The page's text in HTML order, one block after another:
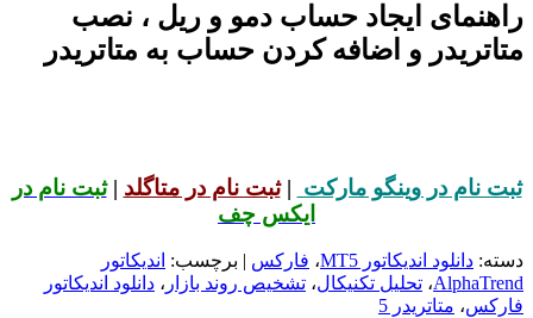
راهنمای ایجاد حساب دمو و ریل ، نصب
متاتریدر و اضافه کردن حساب به متاتریدر
ثبت نام در وینگو مارکت |ثبت نام در متاگلد |ثبت نام در
ایکس چف
دسته: دانلود اندیکاتور MT5 ، فارکس | برچسب: اندیکاتور
AlphaTrend، تحلیل تکنیکال، تشخیص روند بازار ، دانلود اندیکاتور
فارکس، متاتریدر 5